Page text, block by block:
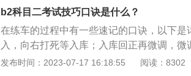
过快导致转向不足。此外，还应注意不可超
方向盘向右打死，往后倒车;看车左边后视
方向盘回正，汽车往后倒车，行进途中方
员可借此机会由后视镜观察车库边线，决定
打死点、回正、向左打死，入库停车，开启
止两边车轮压线。直角转弯：直角转弯主
入考试区域后开启转向灯，语音提示后，
进入直角转弯后，需要调整车身与边线
点时，可以稍微松点离合器防止中途停车或
b2科目二考试技巧口诀是什么？
在练车的过程中有一些速记的口诀，以下
入，向右打死等入库；入库回正再微调，
持不动换倒档；原路返回正入库，向右出库
发布时间：2023-07-17 16:18:55 阅读：8302